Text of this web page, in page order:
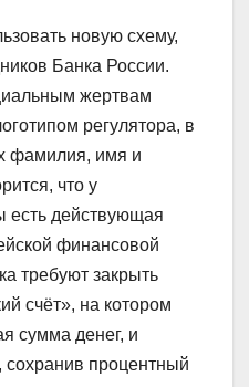
новую схему,
Банка России.
жертвам
регулятора, в
фамилия, имя и
что у
есть действующая
финансовой
требуют закрыть
счёт», на котором
сумма денег, и
сохранив процентный